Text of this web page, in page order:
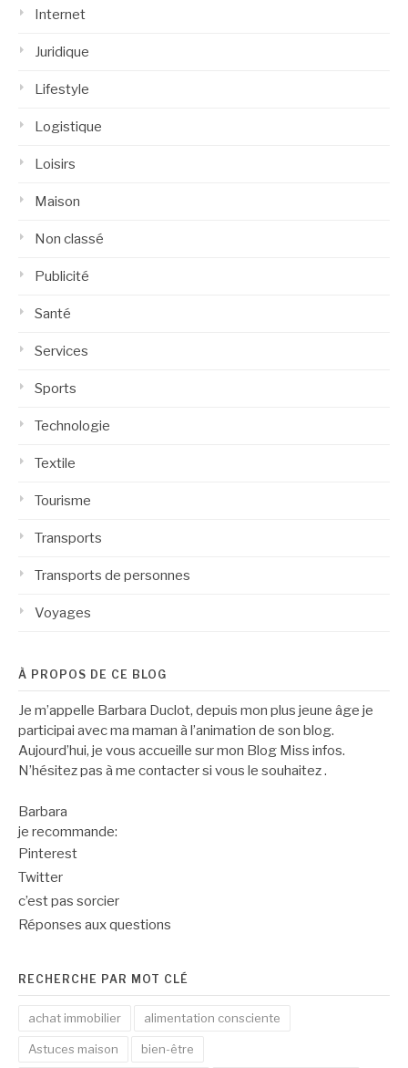
Internet
Juridique
Lifestyle
Logistique
Loisirs
Maison
Non classé
Publicité
Santé
Services
Sports
Technologie
Textile
Tourisme
Transports
Transports de personnes
Voyages
À PROPOS DE CE BLOG
Je m’appelle Barbara Duclot, depuis mon plus jeune âge je
participai avec ma maman à l’animation de son blog.
Aujourd’hui, je vous accueille sur mon Blog Miss infos.
N’hésitez pas à me contacter si vous le souhaitez .
Barbara
je recommande:
Pinterest
Twitter
c’est pas sorcier
Réponses aux questions
RECHERCHE PAR MOT CLÉ
achat immobilier alimentation consciente
Astuces maison bien-être